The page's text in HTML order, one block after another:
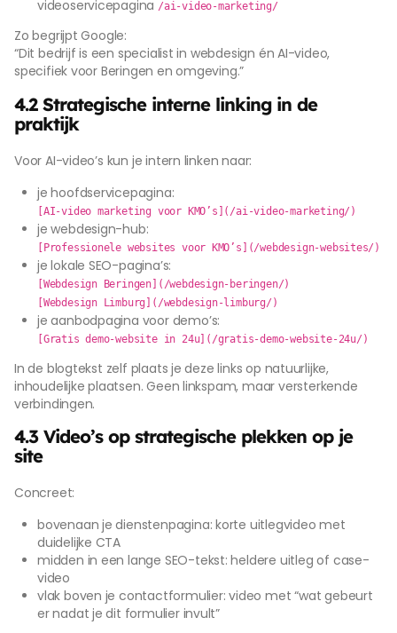
videoservicepagina/ai-video-marketing/
Zo begrijpt Google:
“Dit bedrijf is een specialist in webdesign én AI-video,
specifiek voor Beringen en omgeving.”
4.2 Strategische interne linking in de
praktijk
Voor AI-video’s kun je intern linken naar:
je hoofdservicepagina:
[AI-video marketing voor KMO’s](/ai-video-marketing/)
je webdesign-hub:
[Professionele websites voor KMO’s](/webdesign-websites/)
je lokale SEO-pagina’s:
[Webdesign Beringen](/webdesign-beringen/)
[Webdesign Limburg](/webdesign-limburg/)
je aanbodpagina voor demo’s:
[Gratis demo-website in 24u](/gratis-demo-website-24u/)
In de blogtekst zelf plaats je deze links op natuurlijke,
inhoudelijke plaatsen. Geen linkspam, maar versterkende
verbindingen.
4.3 Video’s op strategische plekken op je
site
Concreet:
bovenaan je dienstenpagina: korte uitlegvideo met
duidelijke CTA
midden in een lange SEO-tekst: heldere uitleg of case-
video
vlak boven je contactformulier: video met “wat gebeurt
er nadat je dit formulier invult”